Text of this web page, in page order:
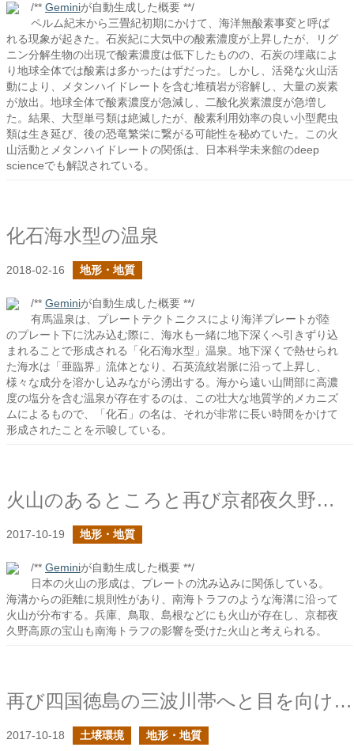
/** Geminiが自動生成した概要 **/
ペルム紀末から三畳紀初期にかけて、海洋無酸素事変と呼ば
れる現象が起きた。石炭紀に大気中の酸素濃度が上昇したが、リグ
ニン分解生物の出現で酸素濃度は低下したものの、石炭の埋蔵によ
り地球全体では酸素は多かったはずだった。しかし、活発な火山活
動により、メタンハイドレートを含む堆積岩が溶解し、大量の炭素
が放出。地球全体で酸素濃度が急減し、二酸化炭素濃度が急増し
た。結果、大型単弓類は絶滅したが、酸素利用効率の良い小型爬虫
類は生き延び、後の恐竜繁栄に繋がる可能性を秘めていた。この火
山活動とメタンハイドレートの関係は、日本科学未来館のdeep
scienceでも解説されている。
化石海水型の温泉
2018-02-16 地形・地質
/** Geminiが自動生成した概要 **/
有馬温泉は、プレートテクトニクスにより海洋プレートが陸
のプレート下に沈み込む際に、海水も一緒に地下深くへ引きずり込
まれることで形成される「化石海水型」温泉。地下深くで熱せられ
た海水は「亜臨界」流体となり、石英流紋岩脈に沿って上昇し、
様々な成分を溶かし込みながら湧出する。海から遠い山間部に高濃
度の塩分を含む温泉が存在するのは、この壮大な地質学的メカニズ
ムによるもので、「化石」の名は、それが非常に長い時間をかけて
形成されたことを示唆している。
火山のあるところと再び京都夜久野高原の宝山に目を向けてみると
2017-10-19 地形・地質
/** Geminiが自動生成した概要 **/
日本の火山の形成は、プレートの沈み込みに関係している。
海溝からの距離に規則性があり、南海トラフのような海溝に沿って
火山が分布する。兵庫、鳥取、島根などにも火山が存在し、京都夜
久野高原の宝山も南海トラフの影響を受けた火山と考えられる。
再び四国徳島の三波川帯へと目を向けてみると
2017-10-18 土壌環境 地形・地質